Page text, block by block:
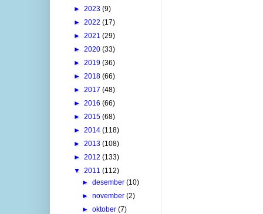
► 2023 (9)
► 2022 (17)
► 2021 (29)
► 2020 (33)
► 2019 (36)
► 2018 (66)
► 2017 (48)
► 2016 (66)
► 2015 (68)
► 2014 (118)
► 2013 (108)
► 2012 (133)
▼ 2011 (112)
►desember(10)
►november(2)
►oktober(7)